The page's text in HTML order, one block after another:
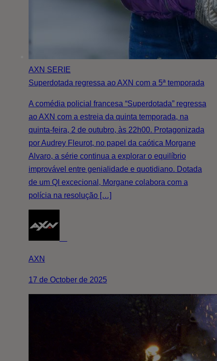
AXN SERIE
Superdotada regressa ao AXN com a 5ª temporada
A comédia policial francesa “Superdotada” regressa
ao AXN com a estreia da quinta temporada, na
quinta-feira, 2 de outubro, às 22h00. Protagonizada
por Audrey Fleurot, no papel da caótica Morgane
Alvaro, a série continua a explorar o equilíbrio
improvável entre genialidade e quotidiano. Dotada
de um QI excecional, Morgane colabora com a
polícia na resolução […]
AXN
17 de October de 2025